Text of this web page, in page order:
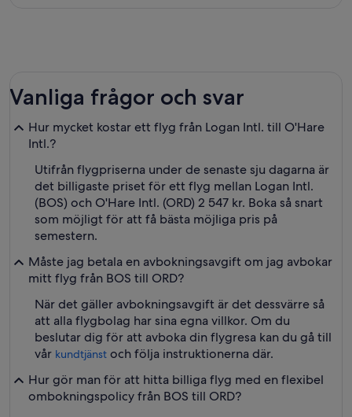
Vanliga frågor och svar
Hur mycket kostar ett flyg från Logan Intl. till O'Hare
Intl.?
Utifrån flygpriserna under de senaste sju dagarna är
det billigaste priset för ett flyg mellan Logan Intl.
(BOS) och O'Hare Intl. (ORD) 2 547 kr. Boka så snart
som möjligt för att få bästa möjliga pris på
semestern.
Måste jag betala en avbokningsavgift om jag avbokar
mitt flyg från BOS till ORD?
När det gäller avbokningsavgift är det dessvärre så
att alla flygbolag har sina egna villkor. Om du
beslutar dig för att avboka din flygresa kan du gå till
vår kundtjänst och följa instruktionerna där.
Hur gör man för att hitta billiga flyg med en flexibel
ombokningspolicy från BOS till ORD?